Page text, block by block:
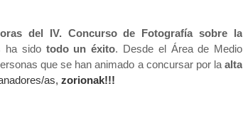
del IV. Concurso de Fotografía sobre la
ha sido todo un éxito. Desde el Área de Medio
que se han animado a concursar por laalta
as, zorionak!!!